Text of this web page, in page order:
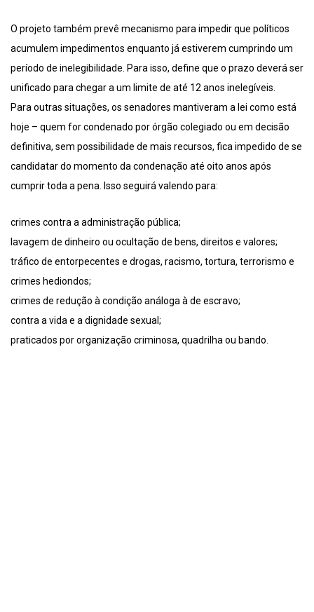
O projeto também prevê mecanismo para impedir que políticos
acumulem impedimentos enquanto já estiverem cumprindo um
período de inelegibilidade. Para isso, define que o prazo deverá ser
unificado para chegar a um limite de até 12 anos inelegíveis.
Para outras situações, os senadores mantiveram a lei como está
hoje – quem for condenado por órgão colegiado ou em decisão
definitiva, sem possibilidade de mais recursos, fica impedido de se
candidatar do momento da condenação até oito anos após
cumprir toda a pena. Isso seguirá valendo para:
crimes contra a administração pública;
lavagem de dinheiro ou ocultação de bens, direitos e valores;
tráfico de entorpecentes e drogas, racismo, tortura, terrorismo e
crimes hediondos;
crimes de redução à condição análoga à de escravo;
contra a vida e a dignidade sexual;
praticados por organização criminosa, quadrilha ou bando.